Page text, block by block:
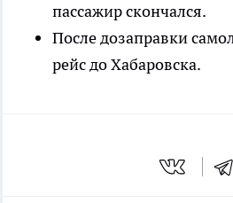
пассажир скончался.
После дозаправки
рейс до Хабаровска.